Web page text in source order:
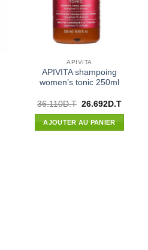
APIVITA
APIVITA shampoing
women’s tonic 250ml
36.110D.T Le
initial
était :
26.692D.TLe
AJOUTER AU PANIER